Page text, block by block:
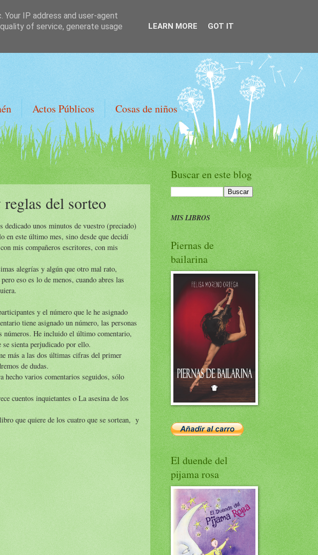
Actos Públicos Cosas de niños
del sorteo
dedicado unos minutos de vuestro (preciado)
este último mes, sino desde que decidí
mis compañeros escritores, con mis
alegrías y algún que otro mal rato,
eso es lo de menos, cuando abres las
y el número que le he asignado
tiene asignado un número, las personas
números. He incluido el último comentario,
se sienta perjudicado por ello.
más a las dos últimas cifras del primer
de dudas.
hecho varios comentarios seguidos, sólo
cuentos inquietantes o La asesina de los
que quiere de los cuatro que se sortean, y
Buscar en este blog
MIS LIBROS
Piernas de
bailarina
El duende del
pijama rosa
IP address and user-agent
of service, generate usage
LEARN MORE GOT IT